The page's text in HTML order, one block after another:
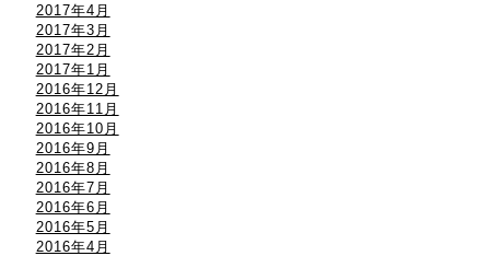
2017年4月
2017年3月
2017年2月
2017年1月
2016年12月
2016年11月
2016年10月
2016年9月
2016年8月
2016年7月
2016年6月
2016年5月
2016年4月